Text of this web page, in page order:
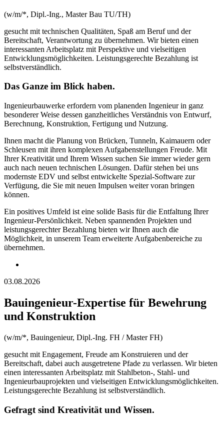
(w/m/*, Dipl.-Ing., Master Bau TU/TH)
gesucht mit technischen Qualitäten, Spaß am Beruf und der
Bereitschaft, Verantwortung zu übernehmen. Wir bieten einen
interessanten Arbeitsplatz mit Perspektive und vielseitigen
Entwicklungsmöglichkeiten. Leistungsgerechte Bezahlung ist
selbstverständlich.
Das Ganze im Blick haben.
Ingenieurbauwerke erfordern vom planenden Ingenieur in ganz
besonderer Weise dessen ganzheitliches Verständnis von Entwurf,
Berechnung, Konstruktion, Fertigung und Nutzung.
Ihnen macht die Planung von Brücken, Tunneln, Kaimauern oder
Schleusen mit ihren komplexen Aufgabenstellungen Freude. Mit
Ihrer Kreativität und Ihrem Wissen suchen Sie immer wieder gern
auch nach neuen technischen Lösungen. Dafür stehen bei uns
modernste EDV und selbst entwickelte Spezial-Software zur
Verfügung, die Sie mit neuen Impulsen weiter voran bringen
können.
Ein positives Umfeld ist eine solide Basis für die Entfaltung Ihrer
Ingenieur-Persönlichkeit. Neben spannenden Projekten und
leistungsgerechter Bezahlung bieten wir Ihnen auch die
Möglichkeit, in unserem Team erweiterte Aufgabenbereiche zu
übernehmen.
03.08.2026
Bauingenieur-Expertise für Bewehrung
und Konstruktion
(w/m/*, Bauingenieur, Dipl.-Ing. FH / Master FH)
gesucht mit Engagement, Freude am Konstruieren und der
Bereitschaft, dabei auch ausgetretene Pfade zu verlassen. Wir bieten
einen interessanten Arbeitsplatz mit Stahlbeton-, Stahl- und
Ingenieurbauprojekten und vielseitigen Entwicklungsmöglichkeiten.
Leistungsgerechte Bezahlung ist selbstverständlich.
Gefragt sind Kreativität und Wissen.